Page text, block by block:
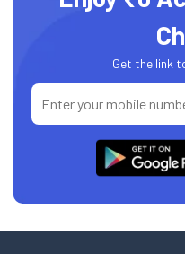
Get the link